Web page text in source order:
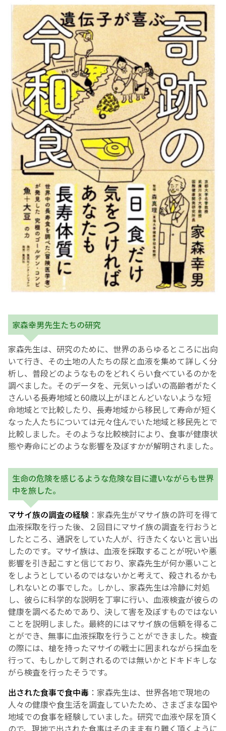
家森幸男先生たちの研究
家森先生は、研究のために、世界のあらゆるところに出向
いて行き、その土地の人たちの尿と血液を集めて詳しく分
析し、普段どのようなものをどれくらい食べているのかを
調べました。そのデータを、元気いっぱいの高齢者がたく
さんいる長寿地域と60歳以上がほとんどいないような短
命地域とで比較したり、長寿地域から移民して寿命が短く
なった人たちについては元々住んでいた地域と移民先とで
比較しました。そのような比較検討により、食事が健康状
態や寿命にどのような影響を及ぼすかが解明されました。
生命の危険を感じるような危険な目に遭いながらも世界
中を旅した。
マサイ族の調査の経験 ：家森先生がマサイ族の許可を得て
血液採取を行った後、２回目にマサイ族の調査を行おうと
したところ、通訳をしていた人が、行きたくないと言い出
したのです。マサイ族は、血液を採取することが呪いや悪
影響を引き起こすと信じており、家森先生が何か悪いこと
をしようとしているのではないかと考えて、殺されるかも
しれないとの事でした。しかし、家森先生は冷静に対処
し、彼らに科学的な説明を丁寧に行い、血液検査が彼らの
健康を調べるためであり、決して害を及ぼすものではない
ことを説明しました。最終的にはマサイ族の信頼を得るこ
とができ、無事に血液採取を行うことができました。検査
の際には、槍を持ったマサイの戦士に囲まれながら採血を
行って、もしかして刺されるのでは無いかとドキドキしな
がら検査を行ったそうです。
出された食事で食中毒 ：家森先生は、世界各地で現地の
人々の健康や食生活を調査していたため、さまざまな国や
地域での食事を経験していました。研究で血液や尿を頂く
ので、現地で出された食事はそのまま有り難く頂くように